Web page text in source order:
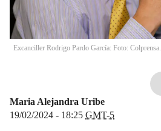
Excanciller Rodrigo Pardo García: Foto: Colprensa.
Maria Alejandra Uribe
19/02/2024 - 18:25 GMT-5